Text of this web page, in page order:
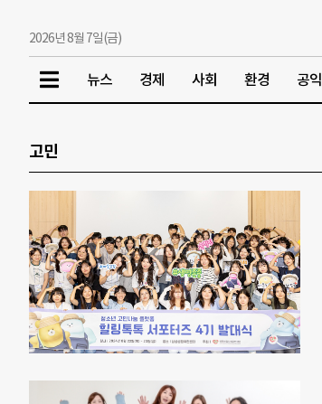
2026년 8월 7일(금)
뉴스 경제 사회 환경 공익
고민